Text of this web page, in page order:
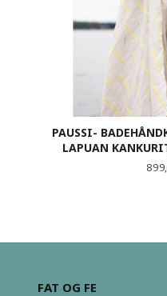
PAUSSI-
LAPUAN
Pris
FAT OG FE